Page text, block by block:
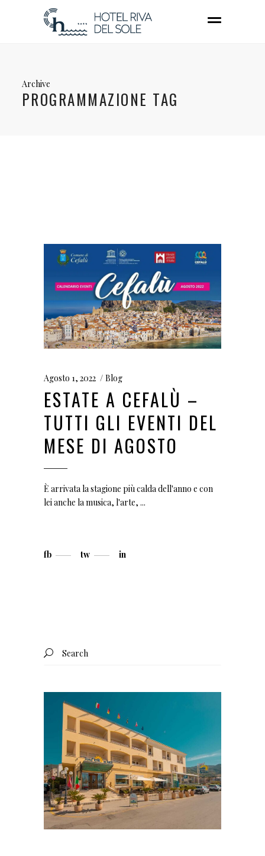
Archive
PROGRAMMAZIONE TAG
Agosto 1, 2022 Blog
ESTATE A CEFALÙ –
TUTTI GLI EVENTI DEL
MESE DI AGOSTO
È arrivata la stagione più calda dell'anno e con
lei anche la musica, l'arte,
fb tw in
Search
for: